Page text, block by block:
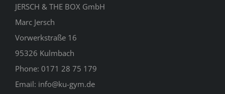
JERSCH & THE BOX GmbH
Marc Jersch
Vorwerkstraße 16
95326 Kulmbach
Phone: 0171 28 75 179
Email: info@ku-gym.de